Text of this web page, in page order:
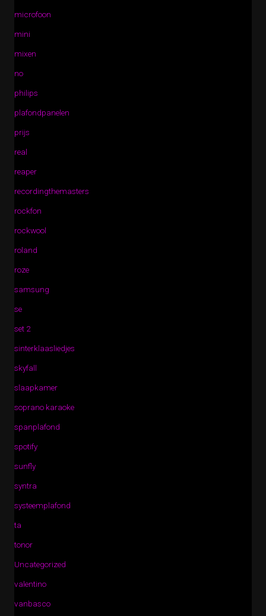
microfoon
mini
mixen
no
philips
plafondpanelen
prijs
real
reaper
recordingthemasters
rockfon
rockwool
roland
roze
samsung
se
set 2
sinterklaasliedjes
skyfall
slaapkamer
soprano karaoke
spanplafond
spotify
sunfly
syntra
systeemplafond
ta
tonor
Uncategorized
valentino
vanbasco